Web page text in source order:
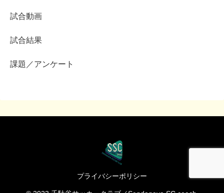
試合動画
試合結果
課題／アンケート
プライバシーポリシー